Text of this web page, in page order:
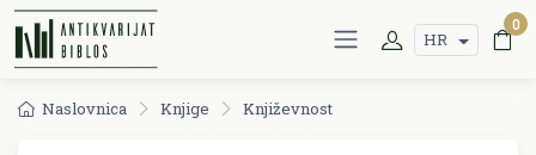
HR
0
Naslovnica Knjige Književnost